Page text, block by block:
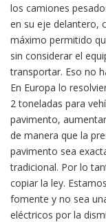
los camiones
en su eje delantero,
máximo permitido
sin considerar el
transportar. Eso no
En Europa lo
2 toneladas para
pavimento,
de manera que la
pavimento sea
tradicional. Por lo
copiar la ley.
fomente y no sea
eléctricos por la